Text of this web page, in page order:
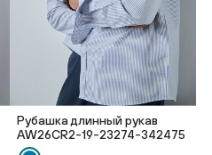
Рубашка длинный рукав
AW26CR2-19-23274-342475